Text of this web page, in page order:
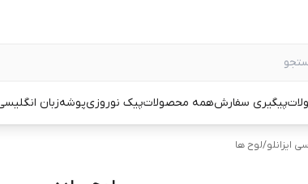
پیگیری سفارشهمه محصولاتپیک نوروزیپوشهزبان
ایزانلو/لوح ها